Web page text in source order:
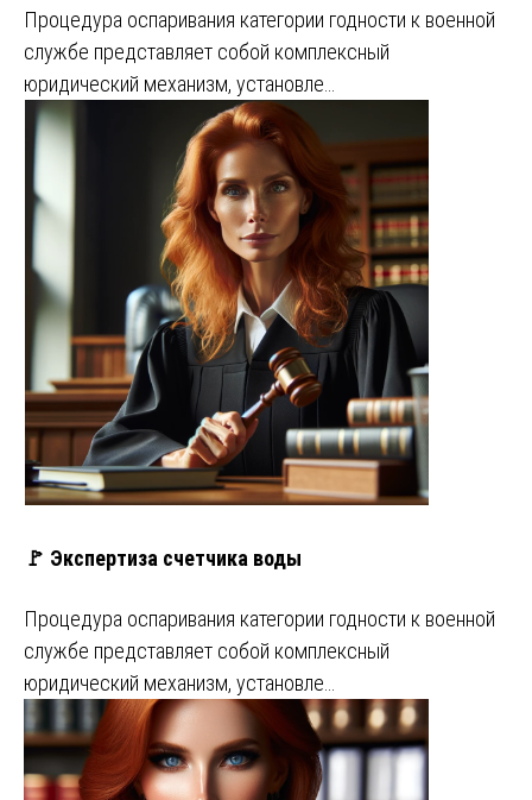
Процедура оспаривания категории годности к военной
службе представляет собой комплексный
юридический механизм, установле…
🚩 Экспертиза счетчика воды
Процедура оспаривания категории годности к военной
службе представляет собой комплексный
юридический механизм, установле…